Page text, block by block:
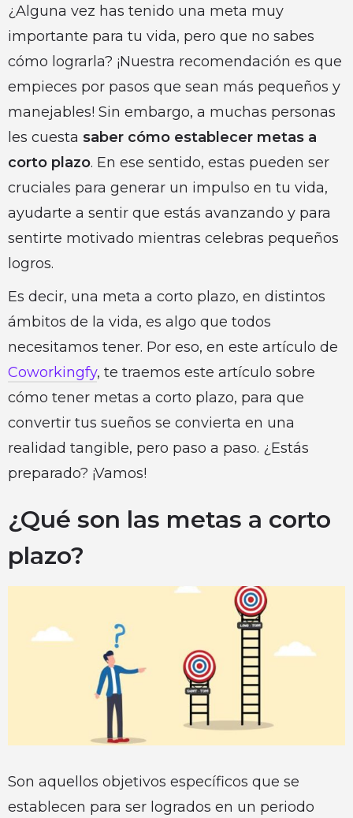
¿Alguna vez has tenido una meta muy
importante para tu vida, pero que no sabes
cómo lograrla? ¡Nuestra recomendación es que
empieces por pasos que sean más pequeños y
manejables! Sin embargo, a muchas personas
les cuesta saber cómo establecer metas a
corto plazo. En ese sentido, estas pueden ser
cruciales para generar un impulso en tu vida,
ayudarte a sentir que estás avanzando y para
sentirte motivado mientras celebras pequeños
logros.
Es decir, una meta a corto plazo, en distintos
ámbitos de la vida, es algo que todos
necesitamos tener. Por eso, en este artículo de
Coworkingfy, te traemos este artículo sobre
cómo tener metas a corto plazo, para que
convertir tus sueños se convierta en una
realidad tangible, pero paso a paso. ¿Estás
preparado? ¡Vamos!
¿Qué son las metas a corto
plazo?
Son aquellos objetivos específicos que se
establecen para ser logrados en un periodo